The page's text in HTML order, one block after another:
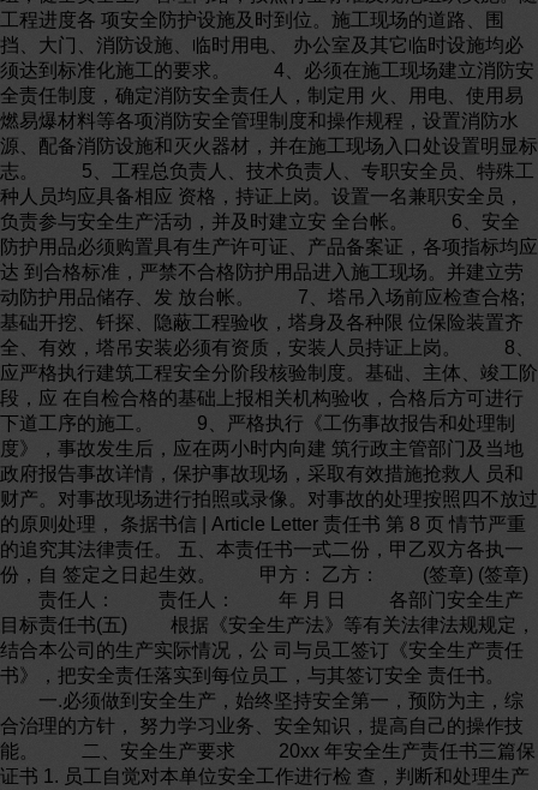
工程进度各 项安全防护设施及时到位。施工现场的道路、围
挡、大门、消防设施、临时用电、 办公室及其它临时设施均必
须达到标准化施工的要求。 4、必须在施工现场建立消防安
全责任制度，确定消防安全责任人，制定用 火、用电、使用易
燃易爆材料等各项消防安全管理制度和操作规程，设置消防水
源、配备消防设施和灭火器材，并在施工现场入口处设置明显标
志。 5、工程总负责人、技术负责人、专职安全员、特殊工
种人员均应具备相应 资格，持证上岗。设置一名兼职安全员，
负责参与安全生产活动，并及时建立安 全台帐。 6、安全
防护用品必须购置具有生产许可证、产品备案证，各项指标均应
达 到合格标准，严禁不合格防护用品进入施工现场。并建立劳
动防护用品储存、发 放台帐。 7、塔吊入场前应检查合格;
基础开挖、钎探、隐蔽工程验收，塔身及各种限 位保险装置齐
全、有效，塔吊安装必须有资质，安装人员持证上岗。 8、
应严格执行建筑工程安全分阶段核验制度。基础、主体、竣工阶
段，应 在自检合格的基础上报相关机构验收，合格后方可进行
下道工序的施工。 9、严格执行《工伤事故报告和处理制
度》，事故发生后，应在两小时内向建 筑行政主管部门及当地
政府报告事故详情，保护事故现场，采取有效措施抢救人 员和
财产。对事故现场进行拍照或录像。对事故的处理按照四不放过
的原则处理， 条据书信 | Article Letter 责任书 第 8 页 情节严重
的追究其法律责任。 五、本责任书一式二份，甲乙双方各执一
份，自 签定之日起生效。 甲方： 乙方： (签章) (签章)
责任人： 责任人： 年 月 日 各部门安全生产
目标责任书(五) 根据《安全生产法》等有关法律法规规定，
结合本公司的生产实际情况，公 司与员工签订《安全生产责任
书》，把安全责任落实到每位员工，与其签订安全 责任书。
一.必须做到安全生产，始终坚持安全第一，预防为主，综
合治理的方针， 努力学习业务、安全知识，提高自己的操作技
能。 二、安全生产要求 20xx 年安全生产责任书三篇保
证书 1. 员工自觉对本单位安全工作进行检 查，判断和处理生产